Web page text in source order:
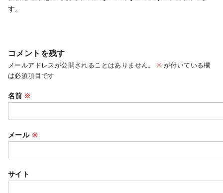
す。
コメントを残す
メールアドレスが公開されることはありません。 ※ が付いている欄
は必須項目です
名前※
メール ※
サイト